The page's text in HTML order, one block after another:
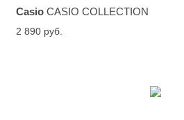
Casio CASIO COLLECTION
2 890 руб.